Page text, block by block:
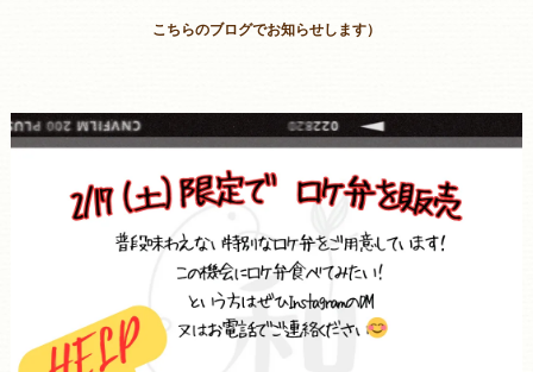
こちらのブログでお知らせします）